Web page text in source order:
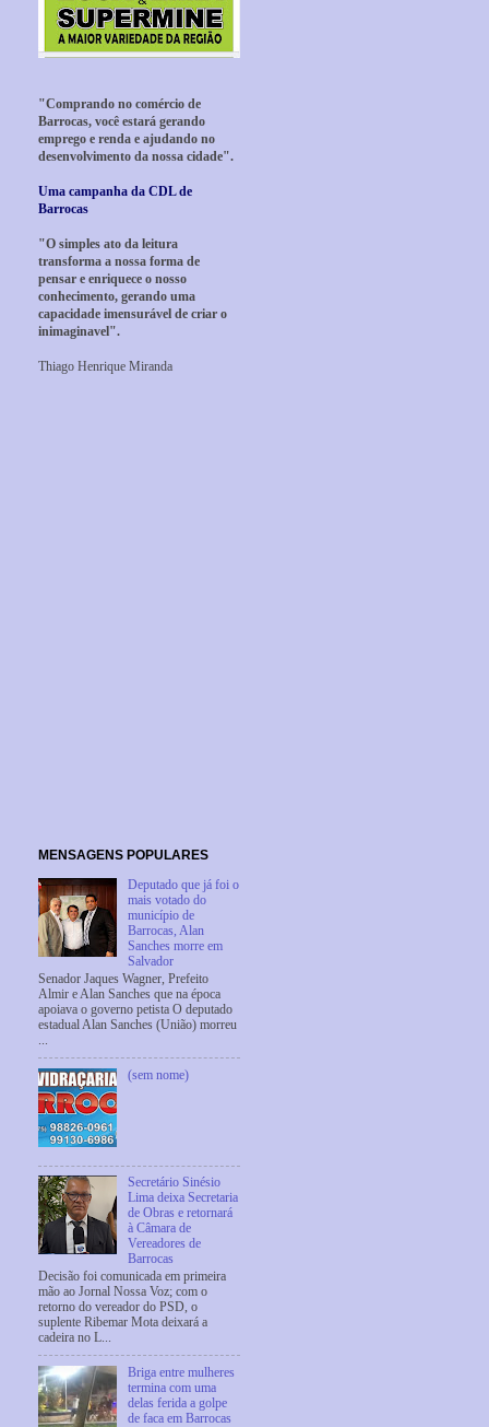
"Comprando no comércio de
Barrocas, você estará gerando
emprego e renda e ajudando no
desenvolvimento da nossa cidade".
Uma campanha da CDL de
Barrocas
"O simples ato da leitura
transforma a nossa forma de
pensar e enriquece o nosso
conhecimento, gerando uma
capacidade imensurável de criar o
inimaginavel".
Thiago Henrique Miranda
MENSAGENS POPULARES
Deputado que já foi o
mais votado do
município de
Barrocas, Alan
Sanches morre em
Salvador
Senador Jaques Wagner, Prefeito
Almir e Alan Sanches que na época
apoiava o governo petista O deputado
estadual Alan Sanches (União) morreu
...
(sem nome)
Secretário Sinésio
Lima deixa Secretaria
de Obras e retornará
à Câmara de
Vereadores de
Barrocas
Decisão foi comunicada em primeira
mão ao Jornal Nossa Voz; com o
retorno do vereador do PSD, o
suplente Ribemar Mota deixará a
cadeira no L...
Briga entre mulheres
termina com uma
delas ferida a golpe
de faca em Barrocas